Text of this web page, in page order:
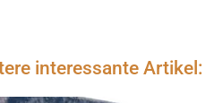
interessante Artikel: